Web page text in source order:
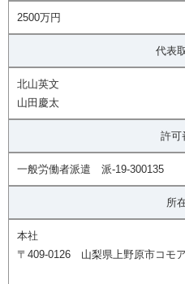
2500万円
代表
北山英文
山田慶太
許可
一般労働者派遣 派-19-300135
所
本社
〒409-0126 山梨県上野原市コモ